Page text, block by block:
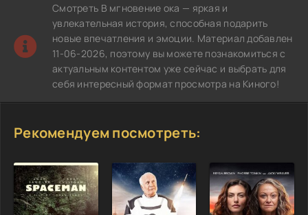
Смотреть В мгновение ока — яркая и
увлекательная история, способная подарить
новые впечатления и эмоции. Материал добавлен
11-06-2026, поэтому вы можете познакомиться с
актуальным контентом уже сейчас и выбрать для
себя интересный формат просмотра на Киного!
Рекомендуем посмотреть: